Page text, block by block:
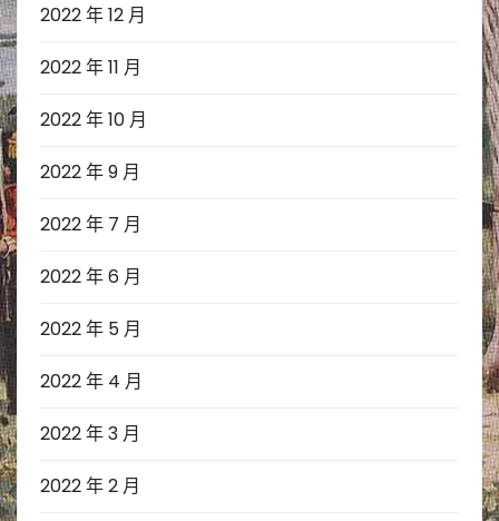
2022 年 12 月
2022 年 11 月
2022 年 10 月
2022 年 9 月
2022 年 7 月
2022 年 6 月
2022 年 5 月
2022 年 4 月
2022 年 3 月
2022 年 2 月